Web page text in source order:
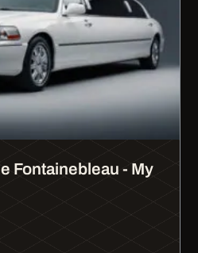
Fontainebleau - My